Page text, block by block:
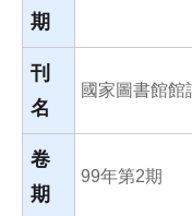
期
刊
名
國家圖書館館
卷
期
99年第2期